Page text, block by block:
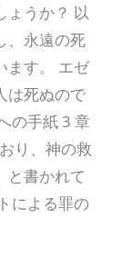
ょうか？ 以
、永遠の死
ます。 エゼ
は死ぬので
の手紙 3 章
り、神の救
と書かれて
による罪の